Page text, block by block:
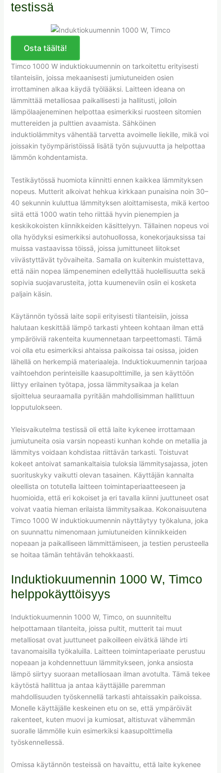
testissä
Osta täältä!
Timco 1000 W induktiokuumennin on tarkoitettu erityisesti
tilanteisiin, joissa mekaanisesti jumiutuneiden osien
irrottaminen alkaa käydä työlääksi. Laitteen ideana on
lämmittää metalliosaa paikallisesti ja hallitusti, jolloin
lämpölaajeneminen helpottaa esimerkiksi ruosteen sitomien
muttereiden ja pulttien avaamista. Sähköinen
induktiolämmitys vähentää tarvetta avoimelle liekille, mikä voi
joissakin työympäristöissä lisätä työn sujuvuutta ja helpottaa
lämmön kohdentamista.
Testikäytössä huomiota kiinnitti ennen kaikkea lämmityksen
nopeus. Mutterit alkoivat hehkua kirkkaan punaisina noin 30–
40 sekunnin kuluttua lämmityksen aloittamisesta, mikä kertoo
siitä että 1000 watin teho riittää hyvin pienempien ja
keskikokoisten kiinnikkeiden käsittelyyn. Tällainen nopeus voi
olla hyödyksi esimerkiksi autohuollossa, konekorjauksissa tai
muissa vastaavissa töissä, joissa jumittuneet liitokset
viivästyttävät työvaiheita. Samalla on kuitenkin muistettava,
että näin nopea lämpeneminen edellyttää huolellisuutta sekä
sopivia suojavarusteita, jotta kuumeneviin osiin ei kosketa
paljain käsin.
Käytännön työssä laite sopii erityisesti tilanteisiin, joissa
halutaan keskittää lämpö tarkasti yhteen kohtaan ilman että
ympäröiviä rakenteita kuumennetaan tarpeettomasti. Tämä
voi olla etu esimerkiksi ahtaissa paikoissa tai osissa, joiden
lähellä on herkempiä materiaaleja. Induktiokuumennin tarjoaa
vaihtoehdon perinteisille kaasupolttimille, ja sen käyttöön
liittyy erilainen työtapa, jossa lämmitysaikaa ja kelan
sijoittelua seuraamalla pyritään mahdollisimman hallittuun
lopputulokseen.
Yleisvaikutelma testissä oli että laite kykenee irrottamaan
jumiutuneita osia varsin nopeasti kunhan kohde on metallia ja
lämmitys voidaan kohdistaa riittävän tarkasti. Toistuvat
kokeet antoivat samankaltaisia tuloksia lämmitysajassa, joten
suorituskyky vaikutti olevan tasainen. Käyttäjän kannalta
oleellista on totutella laitteen toimintaperiaatteeseen ja
huomioida, että eri kokoiset ja eri tavalla kiinni juuttuneet osat
voivat vaatia hieman erilaista lämmitysaikaa. Kokonaisuutena
Timco 1000 W induktiokuumennin näyttäytyy työkaluna, joka
on suunnattu nimenomaan jumiutuneiden kiinnikkeiden
nopeaan ja paikalliseen lämmittämiseen, ja testien perusteella
se hoitaa tämän tehtävän tehokkaasti.
Induktiokuumennin 1000 W, Timco
helppokäyttöisyys
Induktiokuumennin 1000 W, Timco, on suunniteltu
helpottamaan tilanteita, joissa pultit, mutterit tai muut
metalliosat ovat juuttuneet paikoilleen eivätkä lähde irti
tavanomaisilla työkaluilla. Laitteen toimintaperiaate perustuu
nopeaan ja kohdennettuun lämmitykseen, jonka ansiosta
lämpö siirtyy suoraan metalliosaan ilman avotulta. Tämä tekee
käytöstä hallittua ja antaa käyttäjälle paremman
mahdollisuuden työskennellä tarkasti ahtaissakin paikoissa.
Monelle käyttäjälle keskeinen etu on se, että ympäröivät
rakenteet, kuten muovi ja kumiosat, altistuvat vähemmän
suoralle lämmölle kuin esimerkiksi kaasupolttimella
työskennellessä.
Omissa käytännön testeissä on havaittu, että laite kykenee